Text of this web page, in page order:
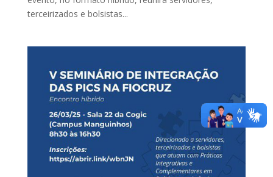
terceirizados e bolsistas...